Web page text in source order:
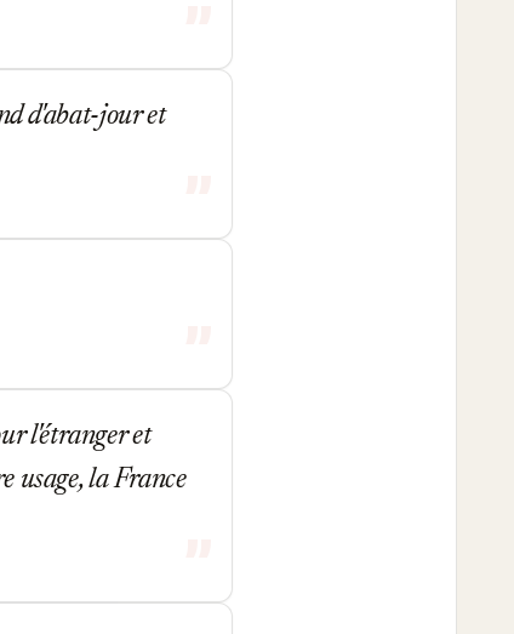
d'abat-jour et
l'étranger et
usage, la France